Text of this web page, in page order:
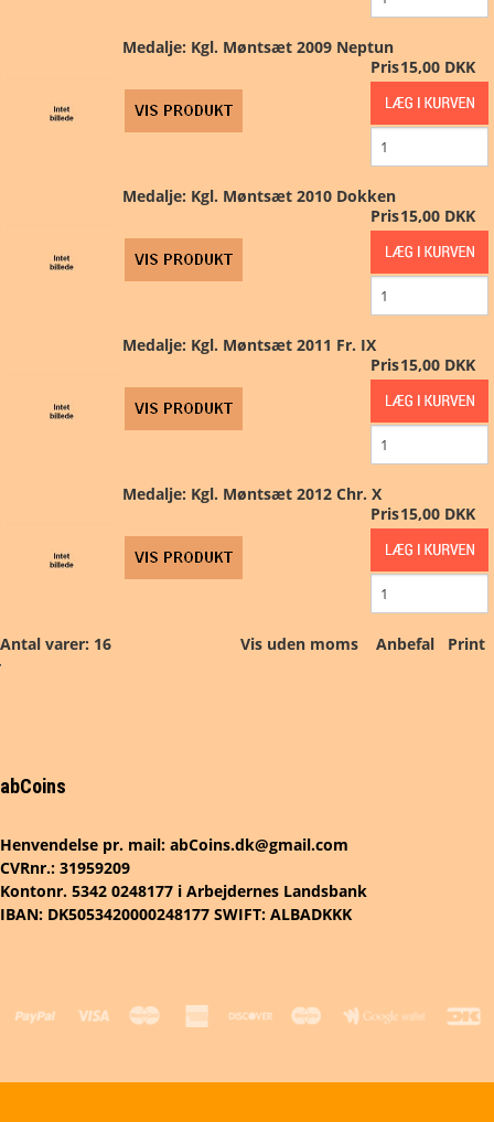
Medalje: Kgl. Møntsæt 2009 Neptun
Pris15,00 DKK
Medalje: Kgl. Møntsæt 2010 Dokken
Pris15,00 DKK
Medalje: Kgl. Møntsæt 2011 Fr. IX
Pris15,00 DKK
Medalje: Kgl. Møntsæt 2012 Chr. X
Pris15,00 DKK
Antal varer: 16 Vis uden moms Anbefal Print
abCoins
Henvendelse pr. mail: abCoins.dk@gmail.com
CVRnr.: 31959209
Kontonr. 5342 0248177 i Arbejdernes Landsbank
IBAN: DK5053420000248177 SWIFT: ALBADKKK